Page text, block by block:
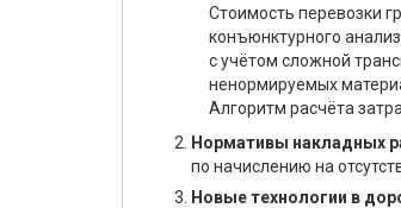
Стоимость перевозки
конъюнктурного
с учётом сложной
ненормируемых
Алгоритм расчёта
Нормативы накладных
по начислению на
Новые технологии в